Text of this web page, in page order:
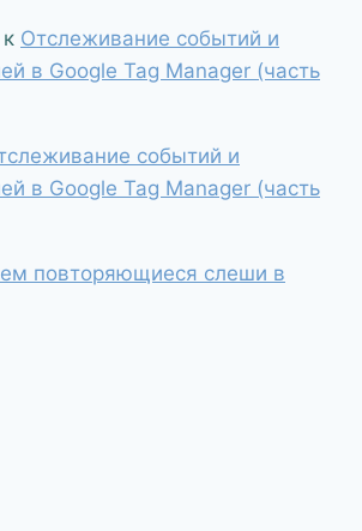
к Отслеживание событий и
в Google Tag Manager (часть
событий и
в Google Tag Manager (часть
повторяющиеся слеши в